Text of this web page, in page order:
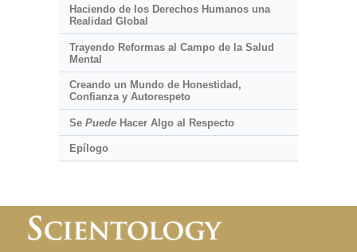
Haciendo de los Derechos Humanos una
Realidad Global
Trayendo Reformas al Campo de la Salud
Mental
Creando un Mundo de Honestidad,
Confianza y Autorespeto
Se PuedeHacer Algo al Respecto
Epílogo